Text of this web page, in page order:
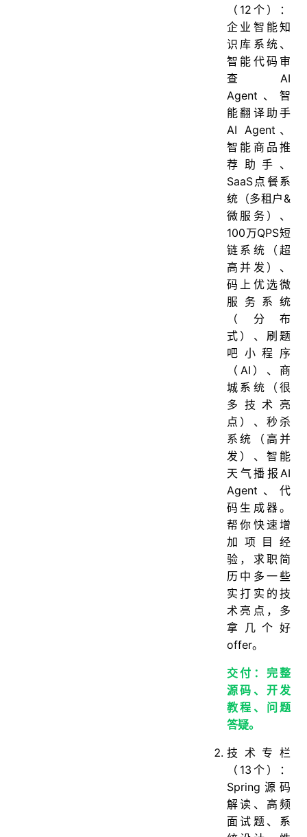
（12个）：
企业智能知
识库系统、
智能代码审
查AI
Agent、智
能翻译助手
AI Agent、
智能商品推
荐助手、
SaaS点餐系
统（多租户&
微服务）、
100万QPS短
链系统（超
高并发）、
码上优选微
服务系统
（分布
式）、刷题
吧小程序
（AI）、商
城系统（很
多技术亮
点）、秒杀
系统（高并
发）、智能
天气播报AI
Agent、代
码生成器。
帮你快速增
加项目经
验，求职简
历中多一些
实打实的技
术亮点，多
拿几个好
offer。
交付：完整
源码、开发
教程、问题
答疑。
技术专栏
（13个）：
Spring源码
解读、高频
面试题、系